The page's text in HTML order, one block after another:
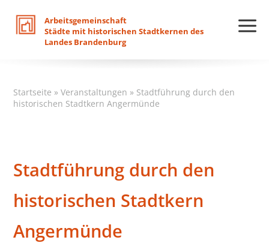
Arbeitsgemeinschaft
Städte mit historischen Stadtkernen des
Landes Brandenburg
Startseite »Veranstaltungen » Stadtführung durch den
historischen Stadtkern Angermünde
Stadtführung durch den
historischen Stadtkern
Angermünde